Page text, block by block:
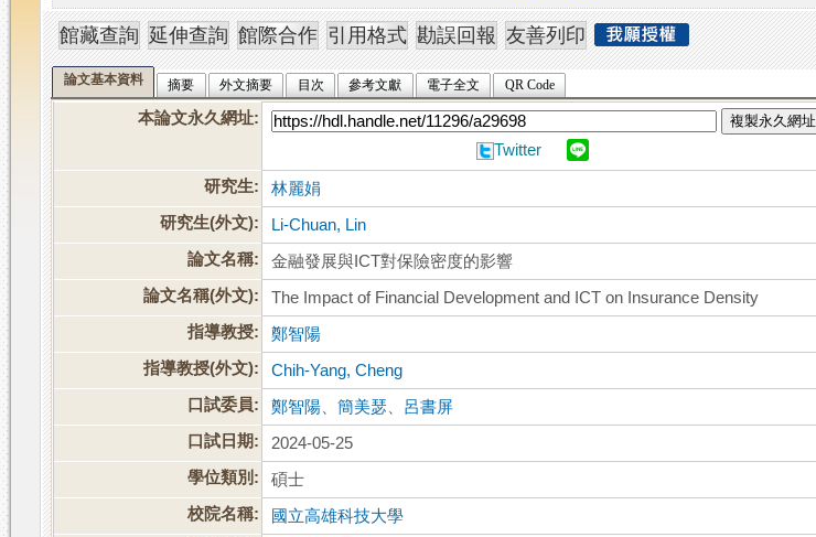
論文基本資料 摘要 外文摘要 目次 參考文獻 電子全文 QR Code
本論文永久網址: 複製永久網址
Twitter
研究生:
林麗娟
研究生(外文):
Li-Chuan, Lin
論文名稱:
金融發展與ICT對保險密度的影響
論文名稱(外文):
The Impact of Financial Development and ICT on Insurance Density
指導教授:
鄭智陽
指導教授(外文):
Chih-Yang, Cheng
口試委員:
鄭智陽 、簡美瑟
呂書屏
口試日期:
2024-05-25
學位類別:
碩士
校院名稱:
國立高雄科技大學